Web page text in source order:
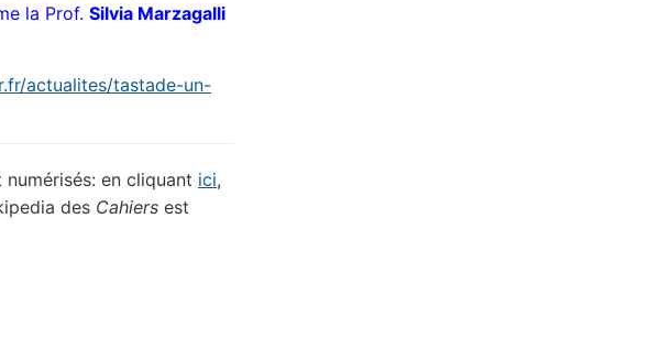
la Prof. Silvia Marzagalli
actualites/tastade-un-
en cliquant ici,
des Cahiers est